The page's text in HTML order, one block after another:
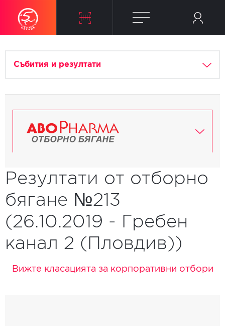
Събития и резултати
Резултати от отборно
бягане №213
(26.10.2019 - Гребен
канал 2 (Пловдив))
Вижте класацията за корпоративни отбори